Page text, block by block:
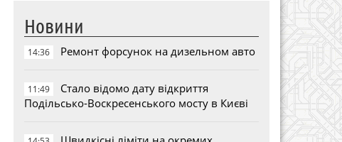
Новини
14:36 Ремонт форсунок на дизельном авто
11:49
Стало відомо дату відкриття
Подільсько-Воскресенського мосту в Києві